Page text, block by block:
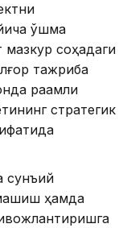
қўшма
соҳадаги
тажриба
рақамли
стратегик
сунъий
ҳамда